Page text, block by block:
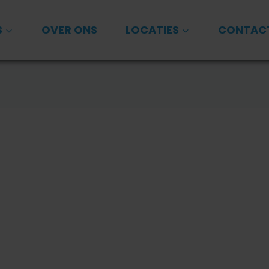
OVER ONS LOCATIES